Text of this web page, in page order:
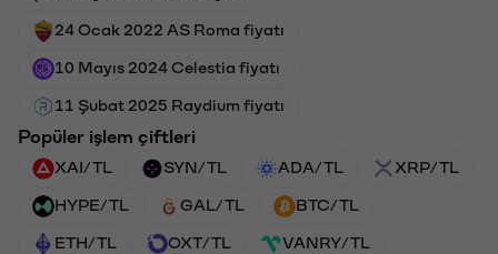
24 Ocak 2022 AS Roma fiyatı
10 Mayıs 2024 Celestia fiyatı
11 Şubat 2025 Raydium fiyatı
Popüler işlem çiftleri
XAI/TL SYN/TL ADA/TL XRP/TL
HYPE/TL GAL/TL BTC/TL
ETH/TL OXT/TL VANRY/TL